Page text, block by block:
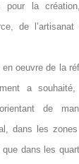
pour la
de
oeuvre de la
a
de
dans les
dans les